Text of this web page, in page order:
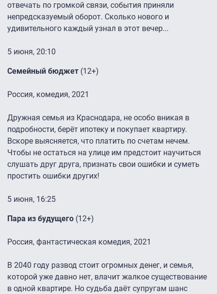
отвечать по громкой связи, события приняли
непредсказуемый оборот. Сколько нового и
удивительного каждый узнал в этот вечер...
5 июня, 20:10
Семейный бюджет (12+)
Россия, комедия, 2021
Дружная семья из Краснодара, не особо вникая в
подробности, берёт ипотеку и покупает квартиру.
Вскоре выясняется, что платить по счетам нечем.
Чтобы не остаться на улице им предстоит научиться
слушать друг друга, признать свои ошибки и суметь
простить ошибки других!
5 июня, 16:25
Пара из будущего (12+)
Россия, фантастическая комедия, 2021
В 2040 году развод стоит огромных денег, и семья,
которой уже давно нет, влачит жалкое существование
в одной квартире. Но судьба даёт супругам шанс